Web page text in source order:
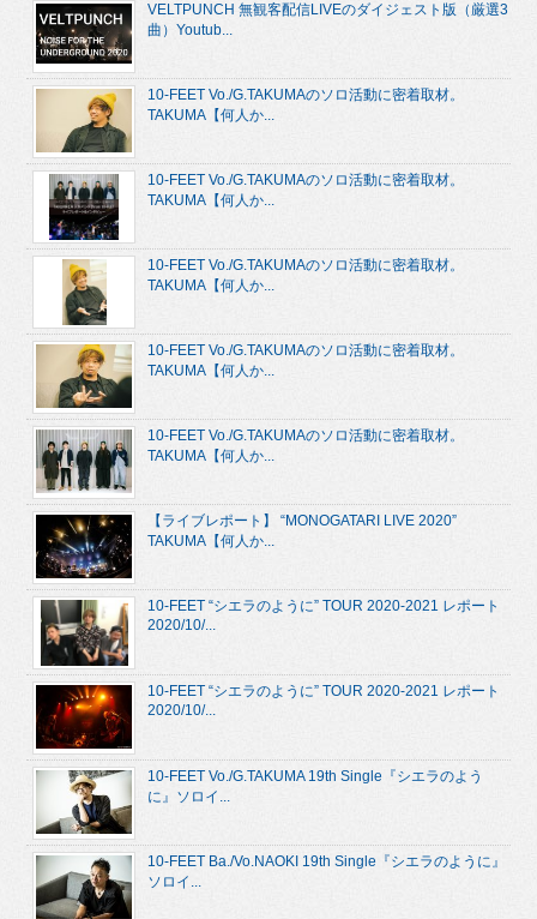
VELTPUNCH 無観客配信LIVEのダイジェスト版（厳選3
曲）Youtub...
10-FEET Vo./G.TAKUMAのソロ活動に密着取材。
TAKUMA【何人か...
10-FEET Vo./G.TAKUMAのソロ活動に密着取材。
TAKUMA【何人か...
10-FEET Vo./G.TAKUMAのソロ活動に密着取材。
TAKUMA【何人か...
10-FEET Vo./G.TAKUMAのソロ活動に密着取材。
TAKUMA【何人か...
10-FEET Vo./G.TAKUMAのソロ活動に密着取材。
TAKUMA【何人か...
【ライブレポート】 “MONOGATARI LIVE 2020”
TAKUMA【何人か...
10-FEET “シエラのように” TOUR 2020-2021 レポート
2020/10/...
10-FEET “シエラのように” TOUR 2020-2021 レポート
2020/10/...
10-FEET Vo./G.TAKUMA 19th Single『シエラのよう
に』ソロイ...
10-FEET Ba./Vo.NAOKI 19th Single『シエラのように』
ソロイ...